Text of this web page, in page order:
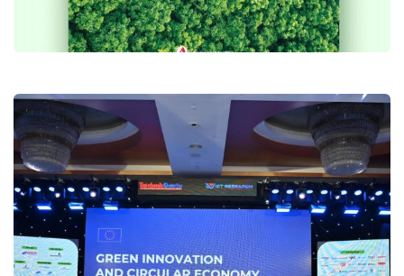
Ấn phẩm và dữ liệu nghiên cứu